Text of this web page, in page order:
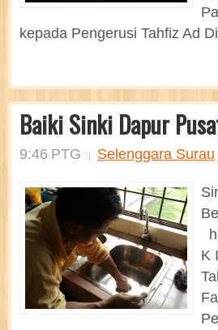
kepada Pengerusi Tahfiz Ad
Baiki Sinki Dapur
9:46 PTG Selenggara Surau
K